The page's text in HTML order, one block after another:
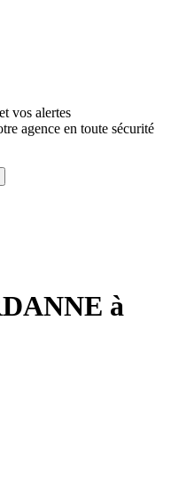
vos alertes
agence en toute sécurité
à